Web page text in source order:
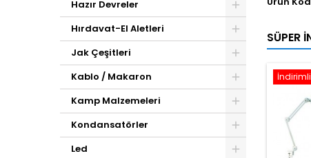
Hazır Devreler
Hırdavat-El Aletleri
Jak Çeşitleri
Kablo / Makaron
Kamp Malzemeleri
Kondansatörler
Led
SÜPER